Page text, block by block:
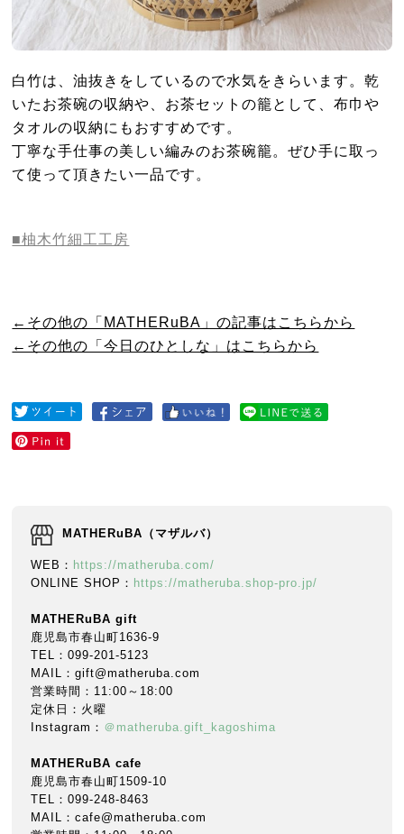
白竹は、油抜きをしているので水気をきらいます。乾
いたお茶碗の収納や、お茶セットの籠として、布巾や
タオルの収納にもおすすめです。
丁寧な手仕事の美しい編みのお茶碗籠。ぜひ手に取っ
て使って頂きたい一品です。
■柚木竹細工工房
←その他の「MATHERuBA」の記事はこちらから
←その他の「今日のひとしな」はこちらから
MATHERuBA（マザルバ）
WEB： https://matheruba.com/
ONLINE SHOP： https://matheruba.shop-pro.jp/
MATHERuBA gift
鹿児島市春山町1636-9
TEL：099-201-5123
MAIL：gift@matheruba.com
営業時間：11:00～18:00
定休日：火曜
Instagram： ＠matheruba.gift_kagoshima
MATHERuBA cafe
鹿児島市春山町1509-10
TEL：099-248-8463
MAIL：cafe@matheruba.com